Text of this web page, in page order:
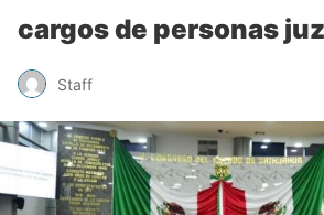
cargos de personas
Staff